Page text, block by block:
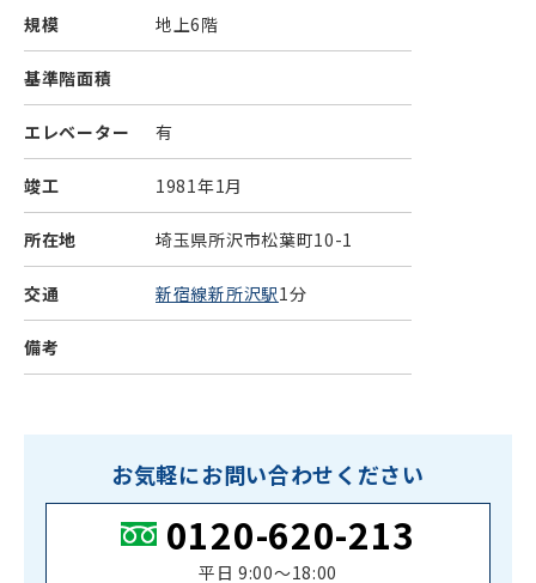
規模 地上6階
基準階面積
エレベーター 有
竣工 1981年1月
所在地 埼玉県所沢市松葉町10-1
交通 新宿線新所沢駅1分
備考
お気軽にお問い合わせください
0120-620-213
平日 9:00〜18:00